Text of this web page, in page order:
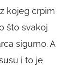
kojeg crpim
što svakoj
sigurno. A
i to je